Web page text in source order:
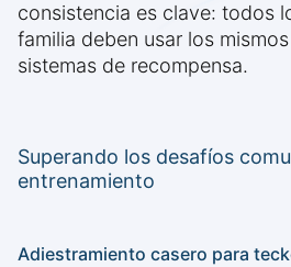
consistencia es clave: todos
familia deben usar los
sistemas de recompensa.
Superando los desafíos
entrenamiento
Adiestramiento casero para